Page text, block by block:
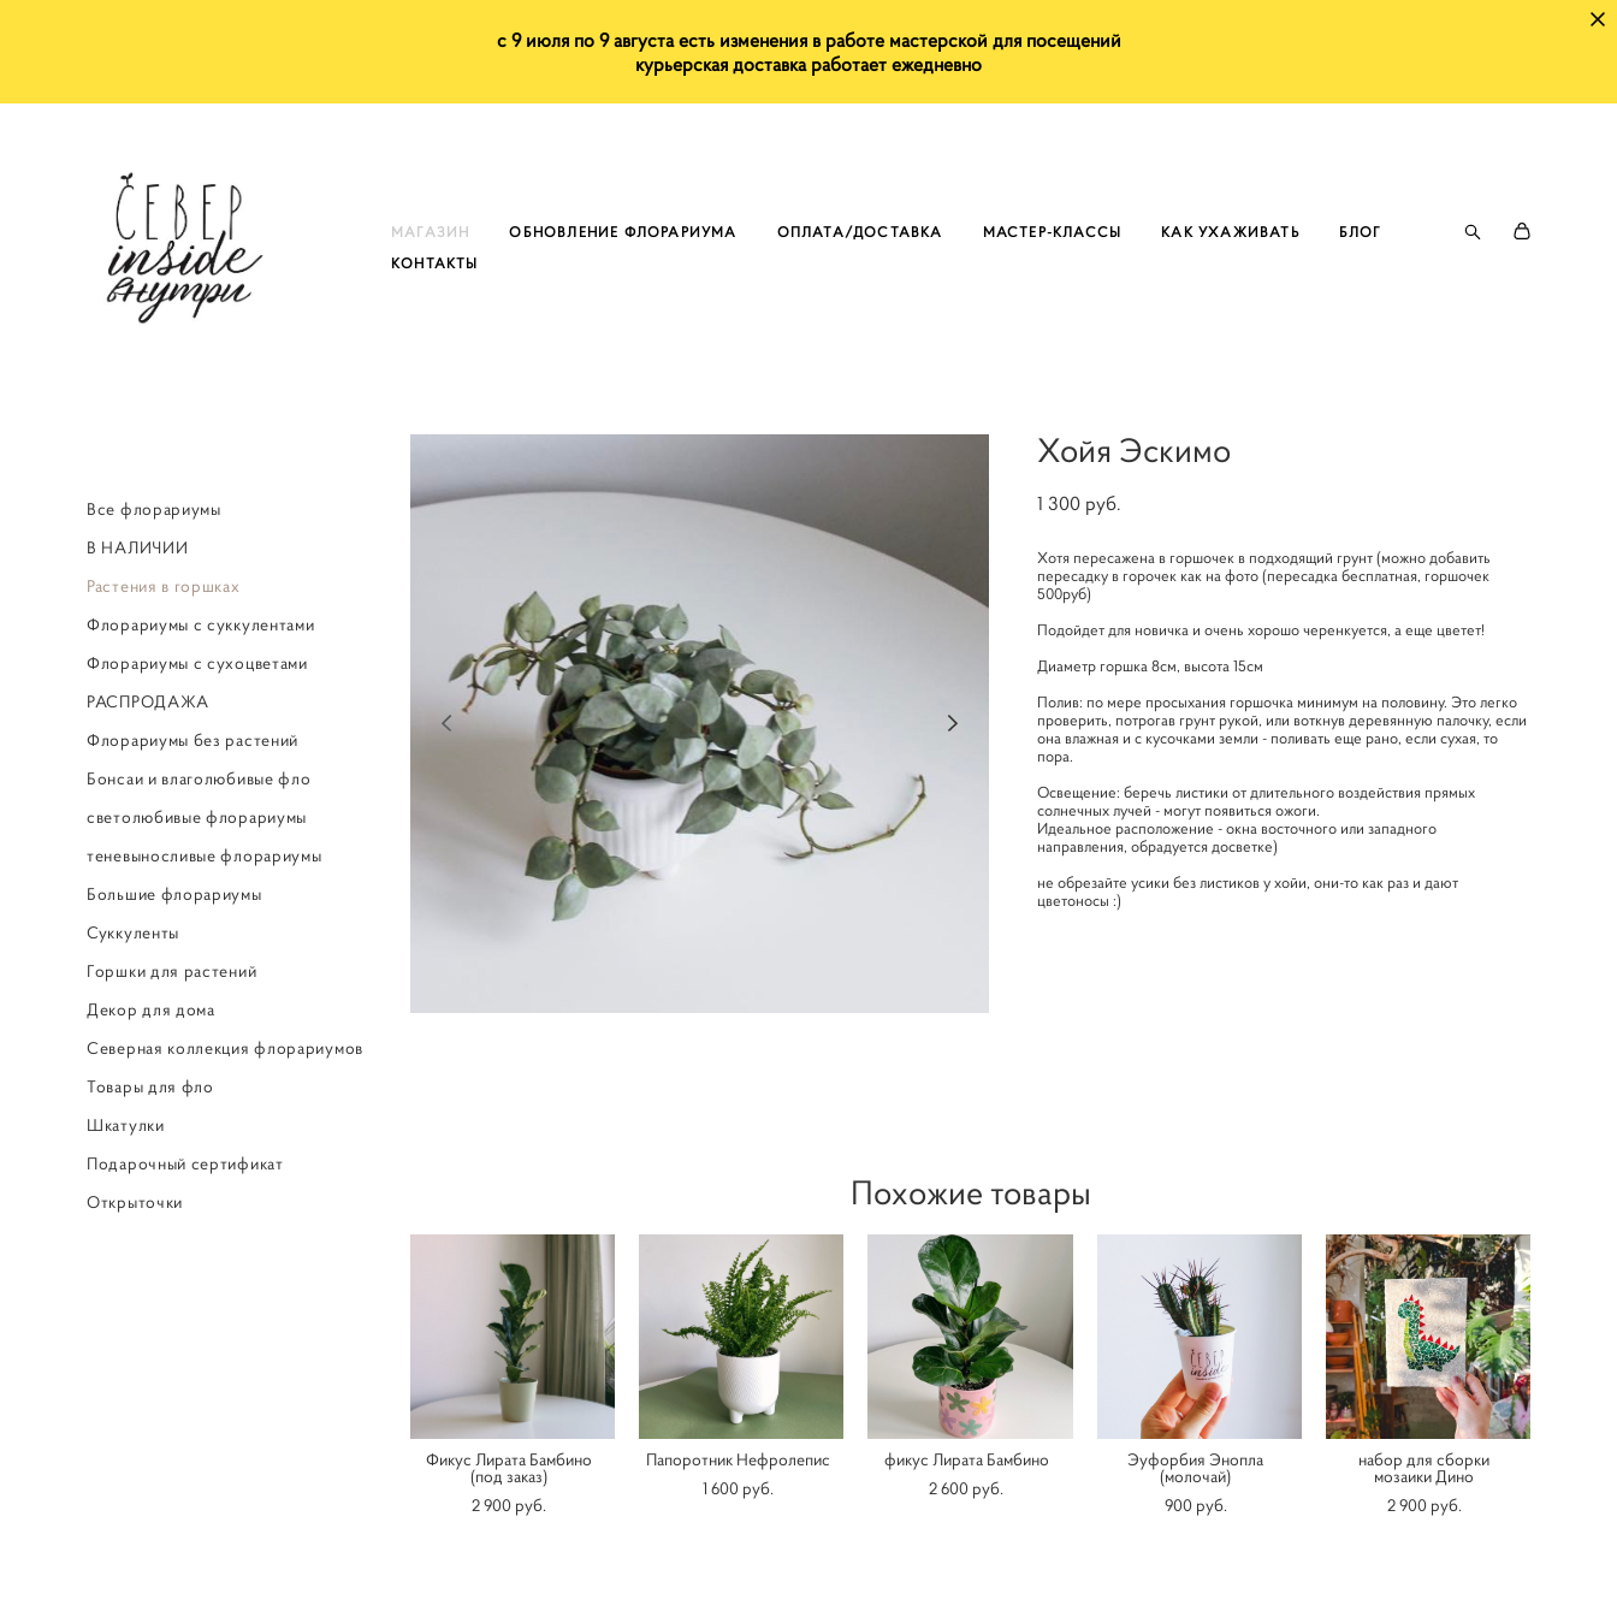
с 9 июля по 9 августа есть изменения в работе мастерской для посещений
курьерская доставка работает ежедневно
МАГАЗИН ОБНОВЛЕНИЕ ФЛОРАРИУМА ОПЛАТА/ДОСТАВКА МАСТЕР-КЛАССЫ КАК УХАЖИВАТЬ
БЛОГ
КОНТАКТЫ
Все флорариумы
В НАЛИЧИИ
Растения в горшках
Флорариумы с суккулентами
Флорариумы с сухоцветами
РАСПРОДАЖА
Флорариумы без растений
Бонсаи и влаголюбивые фло
светолюбивые флорариумы
теневыносливые флорариумы
Большие флорариумы
Суккуленты
Горшки для растений
Декор для дома
Северная коллекция флорариумов
Товары для фло
Шкатулки
Подарочный сертификат
Открыточки
Хойя Эскимо
1 300 pуб.
Хотя пересажена в горшочек в подходящий грунт (можно добавить
пересадку в горочек как на фото (пересадка бесплатная, горшочек
500руб)
Подойдет для новичка и очень хорошо черенкуется, а еще цветет!
Диаметр горшка 8см, высота 15см
Полив: по мере просыхания горшочка минимум на половину. Это легко
проверить, потрогав грунт рукой, или воткнув деревянную палочку, если
она влажная и с кусочками земли - поливать еще рано, если сухая, то
пора.
Освещение: беречь листики от длительного воздействия прямых
солнечных лучей - могут появиться ожоги.
Идеальное расположение - окна восточного или западного
направления, обрадуется досветке)
не обрезайте усики без листиков у хойи, они-то как раз и дают
цветоносы :)
Похожие товары
Фикус Лирата Бамбино
(под заказ)
2 900 pуб.
Папоротник Нефролепис
1 600 pуб.
фикус Лирата Бамбино
2 600 pуб.
Эуфорбия Энопла
(молочай)
900 pуб.
набор для сборки
мозаики Дино
2 900 pуб.